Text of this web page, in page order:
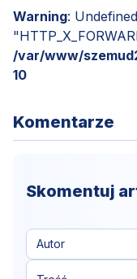
Warning:
/var/www/
10
Komentarze
Skomentuj